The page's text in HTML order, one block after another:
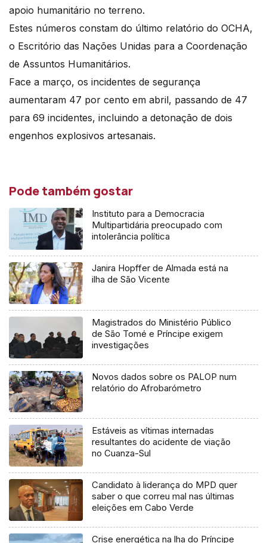
apoio humanitário no terreno.
Estes números constam do último relatório do OCHA,
o Escritório das Nações Unidas para a Coordenação
de Assuntos Humanitários.
Face a março, os incidentes de segurança
aumentaram 47 por cento em abril, passando de 47
para 69 incidentes, incluindo a detonação de dois
engenhos explosivos artesanais.
Pode também gostar
Instituto para a Democracia
Multipartidária preocupado com
intolerância política
Janira Hopffer de Almada está na
ilha de São Vicente
Magistrados do Ministério Público
de São Tomé e Príncipe exigem
investigações
Novos dados sobre os PALOP num
relatório do Afrobarómetro
Estáveis as vítimas internadas
resultantes do acidente de viação
no Cuanza-Sul
Candidato à liderança do MPD quer
saber o que correu mal nas últimas
eleições em Cabo Verde
Crise energética na lha do Príncipe